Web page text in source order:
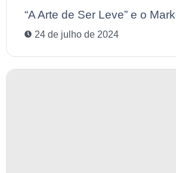
“A Arte de Ser Leve” e o
24 de julho de 2024